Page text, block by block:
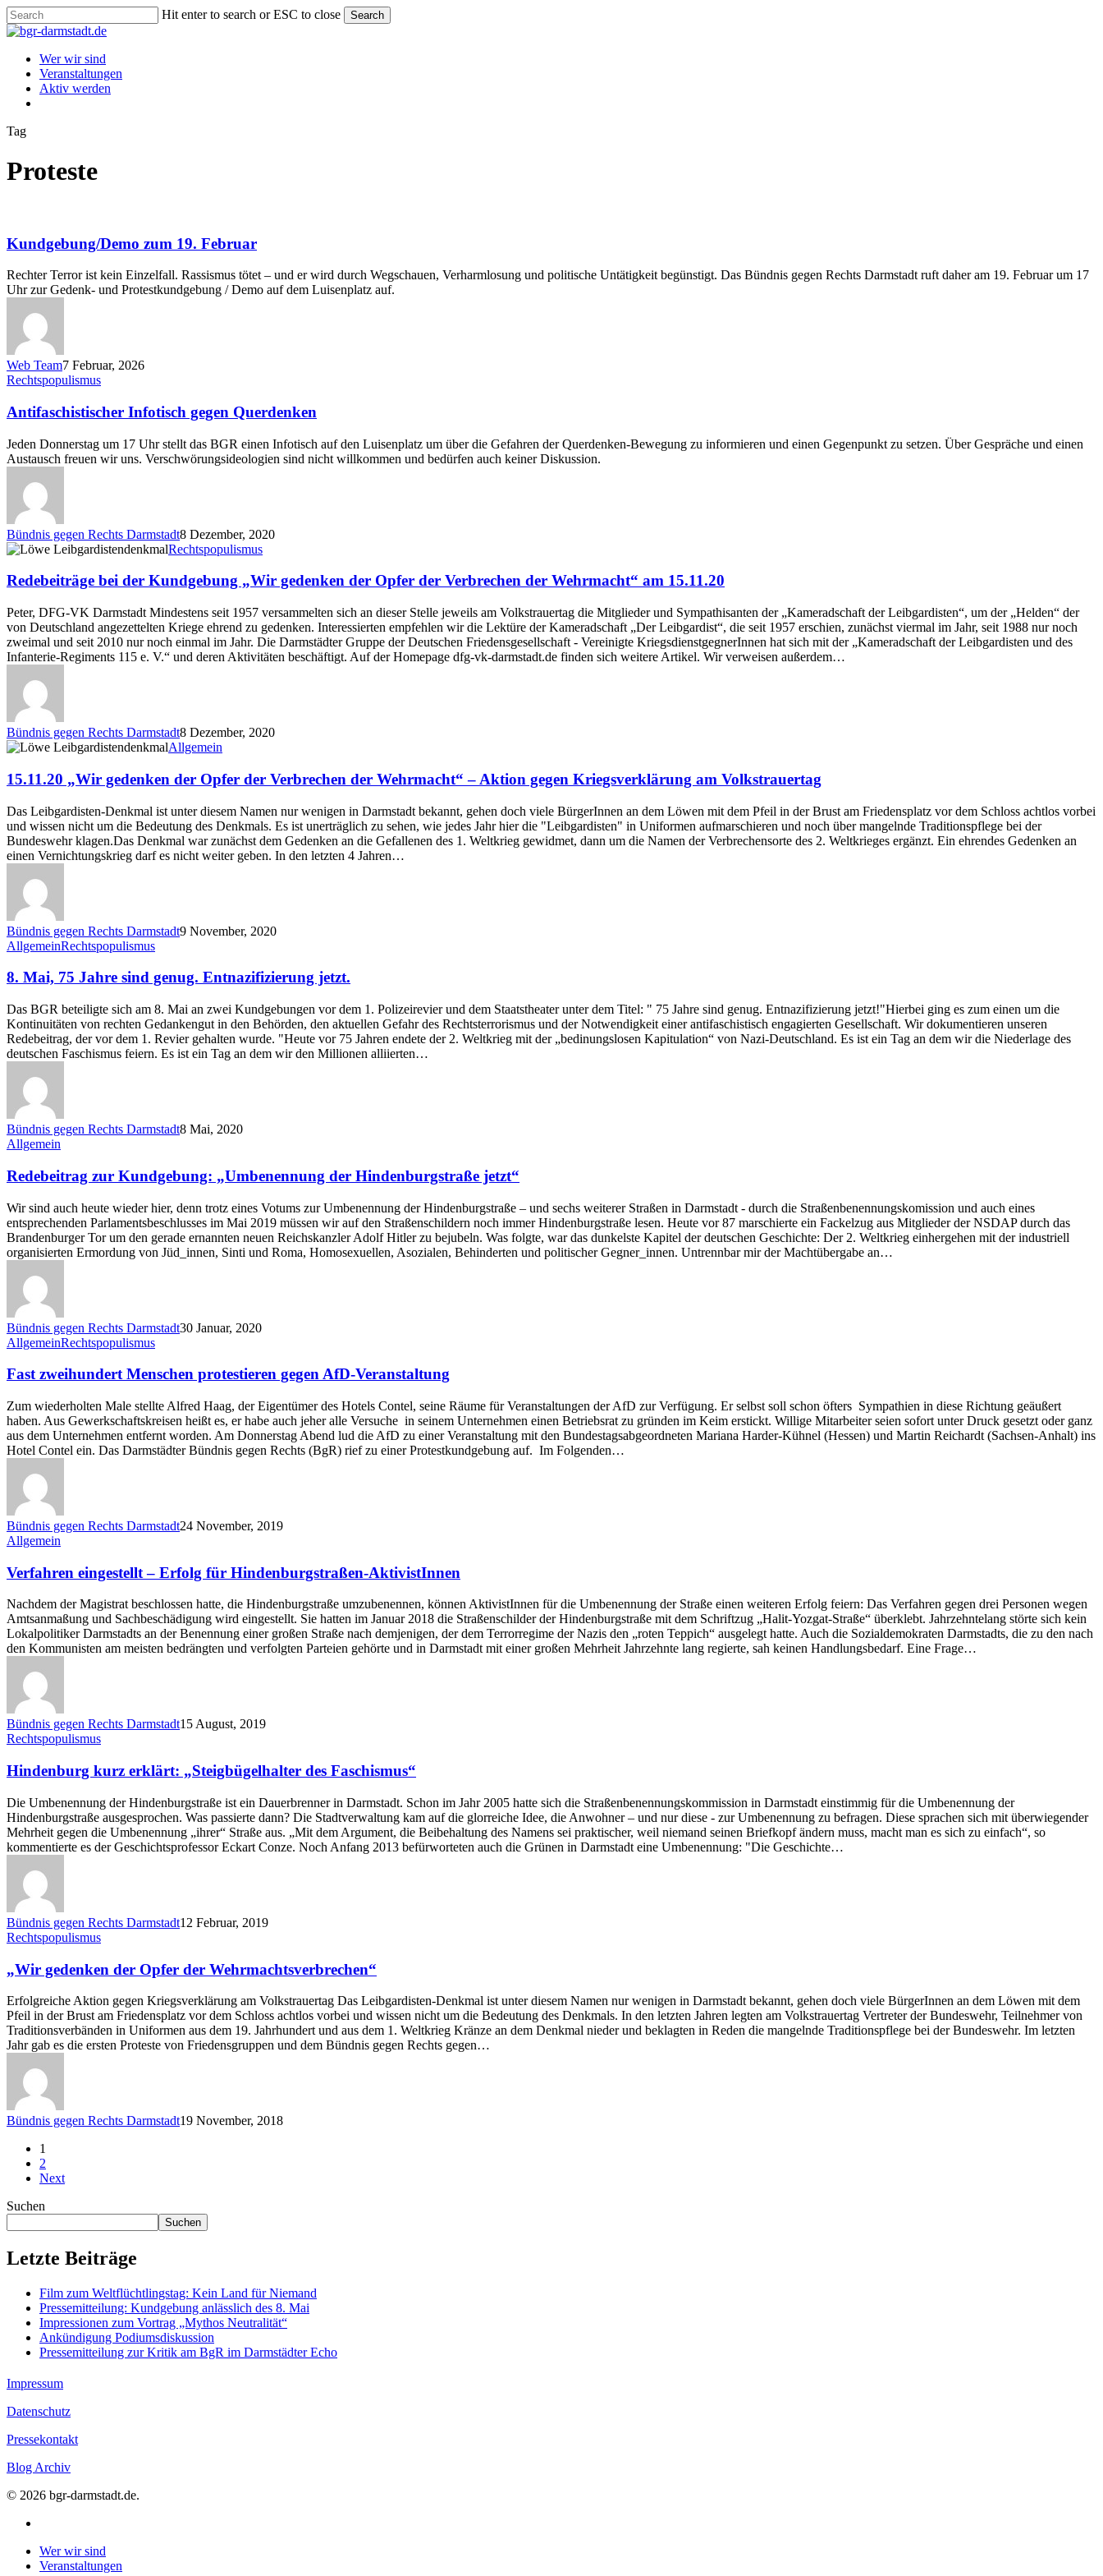
Skip
to
main
content
Hit enter to search or ESC to close Search
Close
Menu
Wer wir sind
Veranstaltungen
Aktiv werden
Tag
Proteste
19.
Februar
Kundgebung/Demo zum 19. Februar
Rechter Terror ist kein Einzelfall. Rassismus tötet – und er wird durch Wegschauen, Verharmlosung und politische Untätigkeit begünstigt. Das Bündnis gegen Rechts Darmstadt ruft daher am 19. Februar um 17
Uhr zur Gedenk- und Protestkundgebung / Demo auf dem Luisenplatz auf.
Web Team7 Februar, 2026
Antifaschistischer
gegen
Querdenken
Rechtspopulismus
Antifaschistischer Infotisch gegen Querdenken
Jeden Donnerstag um 17 Uhr stellt das BGR einen Infotisch auf den Luisenplatz um über die Gefahren der Querdenken-Bewegung zu informieren und einen Gegenpunkt zu setzen. Über Gespräche und einen
Austausch freuen wir uns. Verschwörungsideologien sind nicht willkommen und bedürfen auch keiner Diskussion.
Bündnis gegen Rechts Darmstadt8 Dezember, 2020
Redebeiträge
der
„Wir
gedenken
der
Opfer
der
Verbrechen
Wehrmacht“
am
15.11.20
Rechtspopulismus
Redebeiträge bei der Kundgebung „Wir gedenken der Opfer der Verbrechen der Wehrmacht“ am 15.11.20
Peter, DFG-VK Darmstadt Mindestens seit 1957 versammelten sich an dieser Stelle jeweils am Volkstrauertag die Mitglieder und Sympathisanten der „Kameradschaft der Leibgardisten“, um der „Helden“ der
von Deutschland angezettelten Kriege ehrend zu gedenken. Interessierten empfehlen wir die Lektüre der Kameradschaft „Der Leibgardist“, die seit 1957 erschien, zunächst viermal im Jahr, seit 1988 nur noch
zweimal und seit 2010 nur noch einmal im Jahr. Die Darmstädter Gruppe der Deutschen Friedensgesellschaft - Vereinigte KriegsdienstgegnerInnen hat sich mit der „Kameradschaft der Leibgardisten und des
Infanterie-Regiments 115 e. V.“ und deren Aktivitäten beschäftigt. Auf der Homepage dfg-vk-darmstadt.de finden sich weitere Artikel. Wir verweisen außerdem…
Bündnis gegen Rechts Darmstadt8 Dezember, 2020
15.11.20
gedenken
der
Opfer
der
Verbrechen
der
Wehrmacht“
Aktion
gegen
Kriegsverklärung
am
Volkstrauertag
Allgemein
15.11.20 „Wir gedenken der Opfer der Verbrechen der Wehrmacht“ – Aktion gegen Kriegsverklärung am Volkstrauertag
Das Leibgardisten-Denkmal ist unter diesem Namen nur wenigen in Darmstadt bekannt, gehen doch viele BürgerInnen an dem Löwen mit dem Pfeil in der Brust am Friedensplatz vor dem Schloss achtlos vorbei
und wissen nicht um die Bedeutung des Denkmals. Es ist unerträglich zu sehen, wie jedes Jahr hier die "Leibgardisten" in Uniformen aufmarschieren und noch über mangelnde Traditionspflege bei der
Bundeswehr klagen.Das Denkmal war zunächst dem Gedenken an die Gefallenen des 1. Weltkrieg gewidmet, dann um die Namen der Verbrechensorte des 2. Weltkrieges ergänzt. Ein ehrendes Gedenken an
einen Vernichtungskrieg darf es nicht weiter geben. In den letzten 4 Jahren…
Bündnis gegen Rechts Darmstadt9 November, 2020
8.
75
sind
genug.
Entnazifizierung
jetzt.
AllgemeinRechtspopulismus
8. Mai, 75 Jahre sind genug. Entnazifizierung jetzt.
Das BGR beteiligte sich am 8. Mai an zwei Kundgebungen vor dem 1. Polizeirevier und dem Staatstheater unter dem Titel: " 75 Jahre sind genug. Entnazifizierung jetzt!"Hierbei ging es zum einen um die
Kontinuitäten von rechten Gedankengut in den Behörden, den aktuellen Gefahr des Rechtsterrorismus und der Notwendigkeit einer antifaschistisch engagierten Gesellschaft. Wir dokumentieren unseren
Redebeitrag, der vor dem 1. Revier gehalten wurde. "Heute vor 75 Jahren endete der 2. Weltkrieg mit der „bedinungslosen Kapitulation“ von Nazi-Deutschland. Es ist ein Tag an dem wir die Niederlage des
deutschen Faschismus feiern. Es ist ein Tag an dem wir den Millionen alliierten…
Bündnis gegen Rechts Darmstadt8 Mai, 2020
Redebeitrag
Kundgebung:
„Umbenennung
der
Hindenburgstraße
jetzt“
Allgemein
Redebeitrag zur Kundgebung: „Umbenennung der Hindenburgstraße jetzt“
Wir sind auch heute wieder hier, denn trotz eines Votums zur Umbenennung der Hindenburgstraße – und sechs weiterer Straßen in Darmstadt - durch die Straßenbenennungskomission und auch eines
entsprechenden Parlamentsbeschlusses im Mai 2019 müssen wir auf den Straßenschildern noch immer Hindenburgstraße lesen. Heute vor 87 marschierte ein Fackelzug aus Mitglieder der NSDAP durch das
Brandenburger Tor um den gerade ernannten neuen Reichskanzler Adolf Hitler zu bejubeln. Was folgte, war das dunkelste Kapitel der deutschen Geschichte: Der 2. Weltkrieg einhergehen mit der industriell
organisierten Ermordung von Jüd_innen, Sinti und Roma, Homosexuellen, Asozialen, Behinderten und politischer Gegner_innen. Untrennbar mir der Machtübergabe an…
Bündnis gegen Rechts Darmstadt30 Januar, 2020
Fast
Menschen
gegen
AfD-
Veranstaltung
AllgemeinRechtspopulismus
Fast zweihundert Menschen protestieren gegen AfD-Veranstaltung
Zum wiederholten Male stellte Alfred Haag, der Eigentümer des Hotels Contel, seine Räume für Veranstaltungen der AfD zur Verfügung. Er selbst soll schon öfters Sympathien in diese Richtung geäußert
haben. Aus Gewerkschaftskreisen heißt es, er habe auch jeher alle Versuche in seinem Unternehmen einen Betriebsrat zu gründen im Keim erstickt. Willige Mitarbeiter seien sofort unter Druck gesetzt oder ganz
aus dem Unternehmen entfernt worden. Am Donnerstag Abend lud die AfD zu einer Veranstaltung mit den Bundestagsabgeordneten Mariana Harder-Kühnel (Hessen) und Martin Reichardt (Sachsen-Anhalt) ins
Hotel Contel ein. Das Darmstädter Bündnis gegen Rechts (BgR) rief zu einer Protestkundgebung auf. Im Folgenden…
Bündnis gegen Rechts Darmstadt24 November, 2019
Verfahren
–
Erfolg
für
Hindenburgstraßen-
AktivistInnen
Allgemein
Verfahren eingestellt – Erfolg für Hindenburgstraßen-AktivistInnen
Nachdem der Magistrat beschlossen hatte, die Hindenburgstraße umzubenennen, können AktivistInnen für die Umbenennung der Straße einen weiteren Erfolg feiern: Das Verfahren gegen drei Personen wegen
Amtsanmaßung und Sachbeschädigung wird eingestellt. Sie hatten im Januar 2018 die Straßenschilder der Hindenburgstraße mit dem Schriftzug „Halit-Yozgat-Straße“ überklebt. Jahrzehntelang störte sich kein
Lokalpolitiker Darmstadts an der Benennung einer großen Straße nach demjenigen, der dem Terrorregime der Nazis den „roten Teppich“ ausgelegt hatte. Auch die Sozialdemokraten Darmstadts, die zu den nach
den Kommunisten am meisten bedrängten und verfolgten Parteien gehörte und in Darmstadt mit einer großen Mehrheit Jahrzehnte lang regierte, sah keinen Handlungsbedarf. Eine Frage…
Bündnis gegen Rechts Darmstadt15 August, 2019
Hindenburg
erklärt:
„Steigbügelhalter
des
Faschismus“
Rechtspopulismus
Hindenburg kurz erklärt: „Steigbügelhalter des Faschismus“
Die Umbenennung der Hindenburgstraße ist ein Dauerbrenner in Darmstadt. Schon im Jahr 2005 hatte sich die Straßenbenennungskommission in Darmstadt einstimmig für die Umbenennung der
Hindenburgstraße ausgesprochen. Was passierte dann? Die Stadtverwaltung kam auf die glorreiche Idee, die Anwohner – und nur diese - zur Umbenennung zu befragen. Diese sprachen sich mit überwiegender
Mehrheit gegen die Umbenennung „ihrer“ Straße aus. „Mit dem Argument, die Beibehaltung des Namens sei praktischer, weil niemand seinen Briefkopf ändern muss, macht man es sich zu einfach“, so
kommentierte es der Geschichtsprofessor Eckart Conze. Noch Anfang 2013 befürworteten auch die Grünen in Darmstadt eine Umbenennung: "Die Geschichte…
Bündnis gegen Rechts Darmstadt12 Februar, 2019
„Wir
der
Opfer
der
Wehrmachtsverbrechen“
Rechtspopulismus
„Wir gedenken der Opfer der Wehrmachtsverbrechen“
Erfolgreiche Aktion gegen Kriegsverklärung am Volkstrauertag Das Leibgardisten-Denkmal ist unter diesem Namen nur wenigen in Darmstadt bekannt, gehen doch viele BürgerInnen an dem Löwen mit dem
Pfeil in der Brust am Friedensplatz vor dem Schloss achtlos vorbei und wissen nicht um die Bedeutung des Denkmals. In den letzten Jahren legten am Volkstrauertag Vertreter der Bundeswehr, Teilnehmer von
Traditionsverbänden in Uniformen aus dem 19. Jahrhundert und aus dem 1. Weltkrieg Kränze an dem Denkmal nieder und beklagten in Reden die mangelnde Traditionspflege bei der Bundeswehr. Im letzten
Jahr gab es die ersten Proteste von Friedensgruppen und dem Bündnis gegen Rechts gegen…
Bündnis gegen Rechts Darmstadt19 November, 2018
1
2
Next
Suchen
Suchen
Letzte Beiträge
Film zum Weltflüchtlingstag: Kein Land für Niemand
Pressemitteilung: Kundgebung anlässlich des 8. Mai
Impressionen zum Vortrag „Mythos Neutralität“
Ankündigung Podiumsdiskussion
Pressemitteilung zur Kritik am BgR im Darmstädter Echo
Impressum
Datenschutz
Pressekontakt
Blog Archiv
© 2026 bgr-darmstadt.de.
Close
Menu
Wer wir sind
Veranstaltungen